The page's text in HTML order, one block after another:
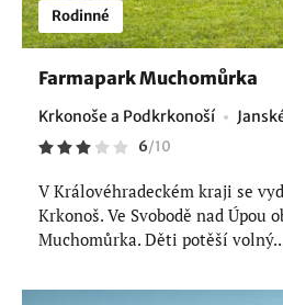
Rodinné
Farmapark Muchomůrka
Krkonoše a Podkrkonoší
6/10
V Královéhradeckém kraji se
Krkonoš. Ve Svobodě nad Úpou
Muchomůrka. Děti potěší